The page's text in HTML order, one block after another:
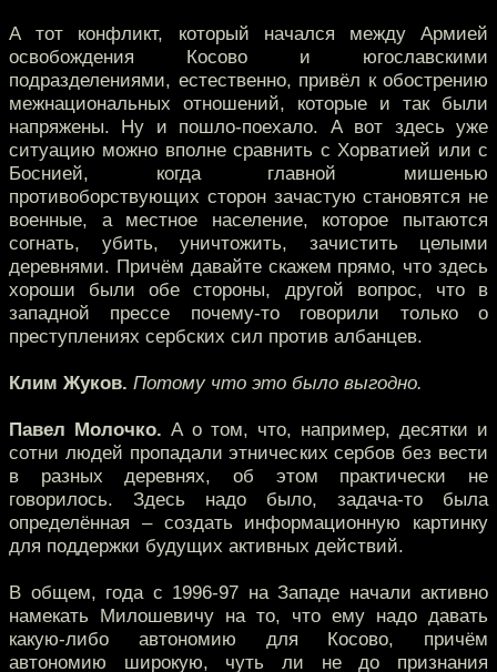
А тот конфликт, который начался между Армией
освобождения Косово и югославскими
подразделениями, естественно, привёл к обострению
межнациональных отношений, которые и так были
напряжены. Ну и пошло-поехало. А вот здесь уже
ситуацию можно вполне сравнить с Хорватией или с
Боснией, когда главной мишенью
противоборствующих сторон зачастую становятся не
военные, а местное население, которое пытаются
согнать, убить, уничтожить, зачистить целыми
деревнями. Причём давайте скажем прямо, что здесь
хороши были обе стороны, другой вопрос, что в
западной прессе почему-то говорили только о
преступлениях сербских сил против албанцев.
Клим Жуков. Потому что это было выгодно.
Павел Молочко. А о том, что, например, десятки и
сотни людей пропадали этнических сербов без вести
в разных деревнях, об этом практически не
говорилось. Здесь надо было, задача-то была
определённая – создать информационную картинку
для поддержки будущих активных действий.
В общем, года с 1996-97 на Западе начали активно
намекать Милошевичу на то, что ему надо давать
какую-либо автономию для Косово, причём
автономию широкую, чуть ли не до признания